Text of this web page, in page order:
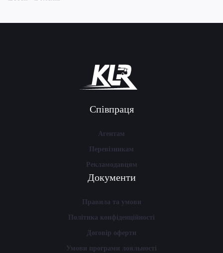
Співпраця
Агентам
Перевізникам
Рекламодавцям
Документи
Правила та умови
Політика конфіденційності
Договір оферти
Умови програми лояльності